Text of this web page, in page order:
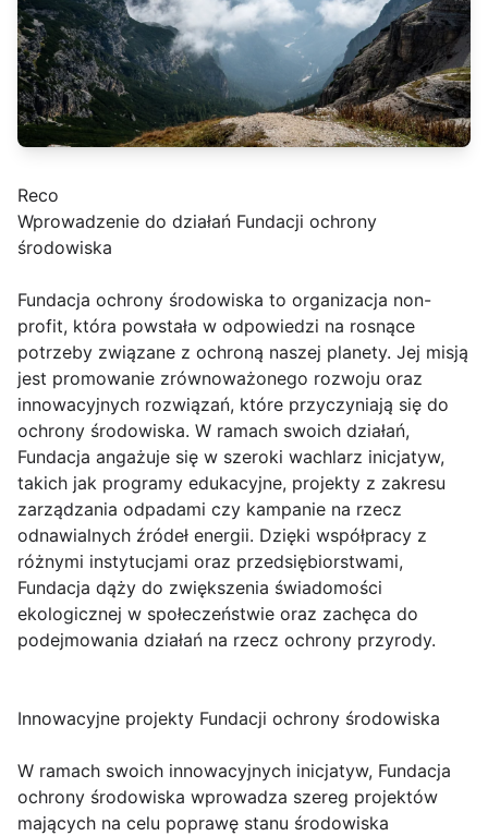
Reco
Wprowadzenie do działań Fundacji ochrony
środowiska
Fundacja ochrony środowiska to organizacja non-
profit, która powstała w odpowiedzi na rosnące
potrzeby związane z ochroną naszej planety. Jej misją
jest promowanie zrównoważonego rozwoju oraz
innowacyjnych rozwiązań, które przyczyniają się do
ochrony środowiska. W ramach swoich działań,
Fundacja angażuje się w szeroki wachlarz inicjatyw,
takich jak programy edukacyjne, projekty z zakresu
zarządzania odpadami czy kampanie na rzecz
odnawialnych źródeł energii. Dzięki współpracy z
różnymi instytucjami oraz przedsiębiorstwami,
Fundacja dąży do zwiększenia świadomości
ekologicznej w społeczeństwie oraz zachęca do
podejmowania działań na rzecz ochrony przyrody.
Innowacyjne projekty Fundacji ochrony środowiska
W ramach swoich innowacyjnych inicjatyw, Fundacja
ochrony środowiska wprowadza szereg projektów
mających na celu poprawę stanu środowiska